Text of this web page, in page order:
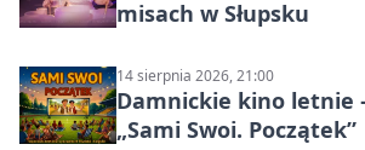
misach w Słupsku
14 sierpnia 2026, 21:00
Damnickie kino letnie
„Sami Swoi. Początek”